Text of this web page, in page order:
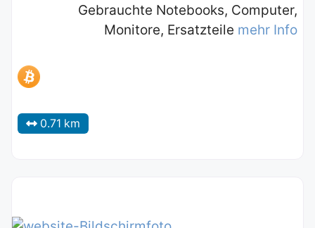
Gebrauchte Notebooks, Computer,
Monitore, Ersatzteile mehr Info
0.71 km